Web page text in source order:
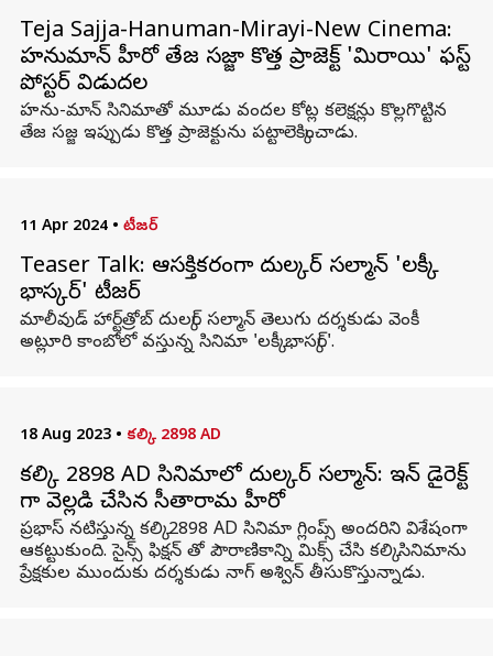
Teja Sajja-Hanuman-Mirayi-New Cinema:
హనుమాన్ హీరో తేజ సజ్జా కొత్త ప్రాజెక్ట్ 'మిరాయి' ఫస్ట్
పోస్టర్​ విడుదల
హను-మాన్ సినిమాతో మూడు వందల కోట్ల కలెక్షన్లు కొల్లగొట్టిన
తేజ సజ్జ ఇప్పుడు కొత్త ప్రాజెక్టును పట్టాలెక్కించాడు.
11 Apr 2024 • టీజర్
Teaser Talk: ఆసక్తికరంగా దుల్కర్ సల్మాన్ 'లక్కీ
భాస్కర్‌' టీజర్
మాలీవుడ్ హార్ట్‌త్రోబ్ దుల్కర్ సల్మాన్ తెలుగు దర్శకుడు వెంకీ
అట్లూరి కాంబోలో వస్తున్న సినిమా 'లక్కీ భాస్కర్‌'.
18 Aug 2023 • కల్కి 2898 AD
కల్కి 2898 AD సినిమాలో దుల్కర్ సల్మాన్: ఇన్ డైరెక్ట్
గా వెల్లడి చేసిన సీతారామ హీరో
ప్రభాస్ నటిస్తున్న కల్కి 2898 AD సినిమా గ్లింప్స్ అందరిని విశేషంగా
ఆకట్టుకుంది. సైన్స్ ఫిక్షన్ తో పౌరాణికాన్ని మిక్స్ చేసి కల్కి సినిమాను
ప్రేక్షకుల ముందుకు దర్శకుడు నాగ్ అశ్విన్ తీసుకొస్తున్నాడు.